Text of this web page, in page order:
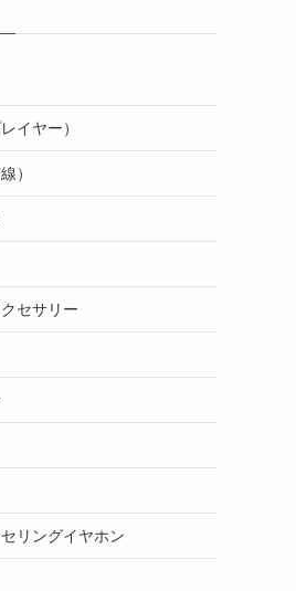
イヤー）
）
セサリー
リングイヤホン